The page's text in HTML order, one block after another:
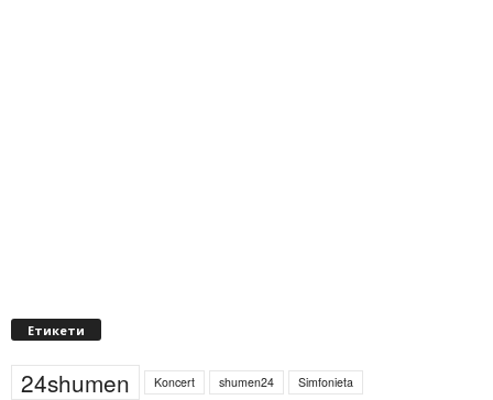
Етикети
24shumen Koncert shumen24
Simfonieta